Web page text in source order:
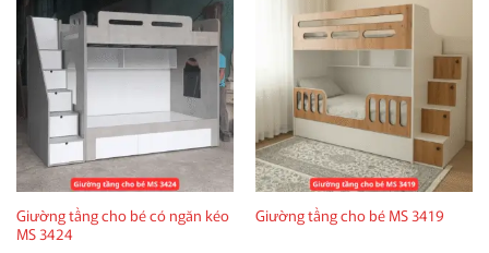
Giường tầng cho bé có ngăn kéo
MS 3424
Giường tầng cho bé MS 3419